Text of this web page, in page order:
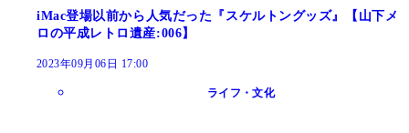
iMac登場以前から人気だった『スケルトングッズ』【山下メ
ロの平成レトロ遺産:006】
2023年09月06日 17:00
ライフ・文化